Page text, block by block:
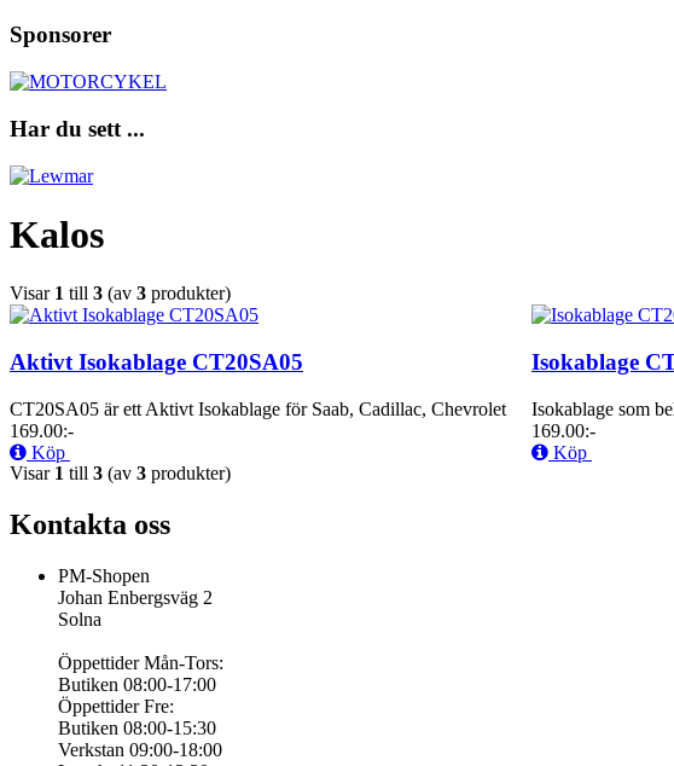
Sponsorer
Har du sett ...
Kalos
Visar 1 till 3 (av 3 produkter)
Aktivt Isokablage CT20SA05
CT20SA05 är ett Aktivt Isokablage för Saab, Cadillac, Chevrolet
169.00:-
Köp
Isokablage
Isokablage som
169.00:-
Köp
Visar 1 till 3 (av 3 produkter)
Kontakta oss
PM-Shopen
Johan Enbergsväg 2
Solna
Öppettider Mån-Tors:
Butiken 08:00-17:00
Öppettider Fre:
Butiken 08:00-15:30
Verkstan 09:00-18:00